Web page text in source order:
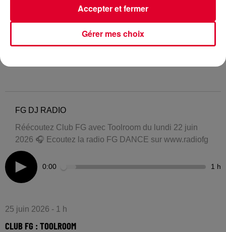
FG DJ RADIO
Réécoutez Club FG avec Toolroom du lundi 22 juin
2026 🎧 Ecoutez la radio FG DANCE sur www.radiofg
0:00 1 h
25 juin 2026 - 1 h
CLUB FG : TOOLROOM
Gérer mes choix
Accepter et fermer